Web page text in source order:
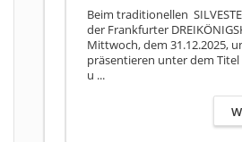
Beim traditionellen
der Frankfurter
Mittwoch, dem 31.12.2025,
präsentieren unter dem
u ...